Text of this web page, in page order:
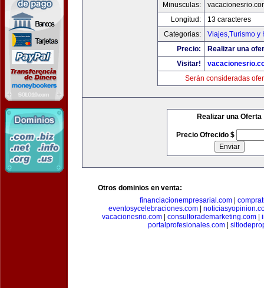
Minusculas:
Longitud:
13 caracteres
Categorias:
Viajes,Turismo y
Precio:
Realizar una
Visitar!
Serán consideradas
Realizar una Oferta
Precio Ofrecido $
Otros dominios en venta:
financiacionempresarial.com|
eventosycelebraciones.com|
vacacionesrio.com
consultorademarketing.com
portalprofesionales.com|